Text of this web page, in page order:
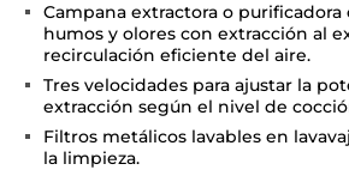
Campana extractora o
humos y olores con extracción al
recirculación eficiente del aire.
Tres velocidades para ajustar la
extracción según el nivel de
Filtros metálicos lavables en
la limpieza.